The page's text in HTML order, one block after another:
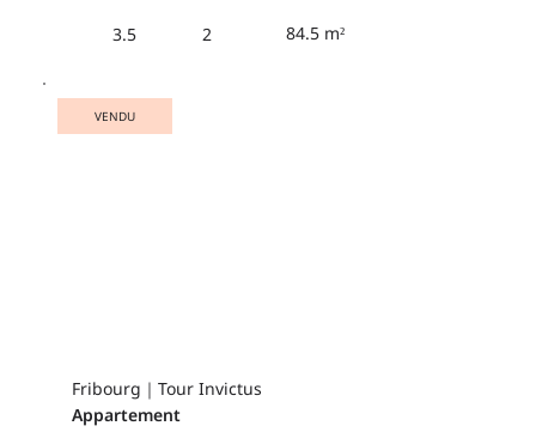
3.5 2 84.5 m²
VENDU
Fribourg｜Tour Invictus
Appartement